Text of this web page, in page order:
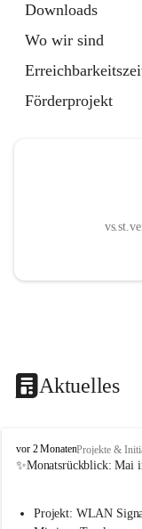
Downloads
Wo wir sind
Förderprojekt
Aktuelles
V
o
s
vor 2 MonatenProjekte &
✨Monatsrückblick: Mai
Projekt: WLAN